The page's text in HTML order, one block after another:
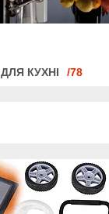
КУХНІ 78